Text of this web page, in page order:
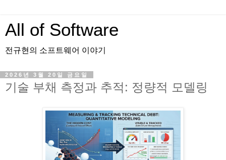
All of Software
전규현의 소프트웨어 이야기
2026년 3월 20일 금요일
기술 부채 측정과 추적: 정량적 모델링